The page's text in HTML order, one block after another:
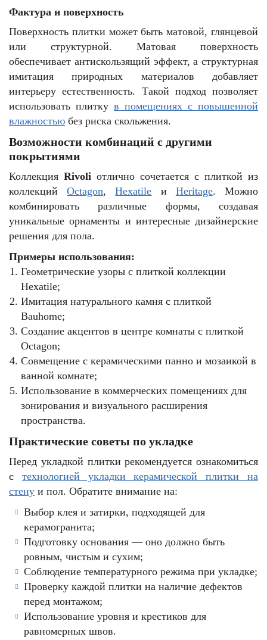
Фактура и поверхность
Поверхность плитки может быть матовой, глянцевой
или структурной. Матовая поверхность
обеспечивает антискользящий эффект, а структурная
имитация природных материалов добавляет
интерьеру естественность. Такой подход позволяет
использовать плитку в помещениях с повышенной
влажностью без риска скольжения.
Возможности комбинаций с другими
покрытиями
Коллекция Rivoli отлично сочетается с плиткой из
коллекцийOctagon,Hexatile и Heritage. Можно
комбинировать различные формы, создавая
уникальные орнаменты и интересные дизайнерские
решения для пола.
Примеры использования:
Геометрические узоры с плиткой коллекции
Hexatile;
Имитация натурального камня с плиткой
Bauhome;
Создание акцентов в центре комнаты с плиткой
Octagon;
Совмещение с керамическими панно и мозаикой в
ванной комнате;
Использование в коммерческих помещениях для
зонирования и визуального расширения
пространства.
Практические советы по укладке
Перед укладкой плитки рекомендуется ознакомиться
с технологией укладки керамической плитки на
стену и пол. Обратите внимание на:
Выбор клея и затирки, подходящей для
керамогранита;
Подготовку основания — оно должно быть
ровным, чистым и сухим;
Соблюдение температурного режима при укладке;
Проверку каждой плитки на наличие дефектов
перед монтажом;
Использование уровня и крестиков для
равномерных швов.